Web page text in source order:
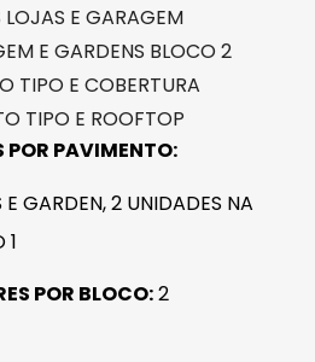
E GARAGEM
E GARDENS BLOCO 2
TIPO E COBERTURA
TIPO E ROOFTOP
POR PAVIMENTO:
GARDEN, 2 UNIDADES NA
1
POR BLOCO:2